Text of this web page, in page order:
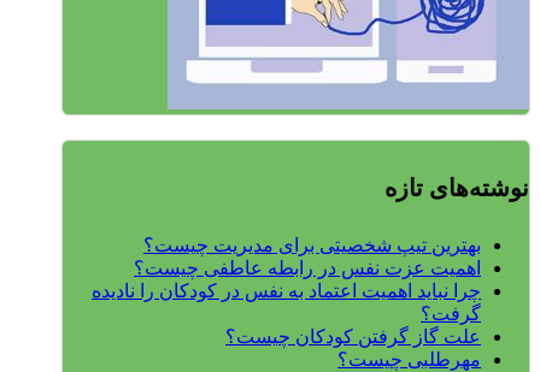
نوشته‌های تازه
بهترین تیپ شخصیتی برای مدیریت چیست؟
اهمیت عزت نفس در رابطه عاطفی چیست؟
چرا نباید اهمیت اعتماد به نفس در کودکان را نادیده
گرفت؟
علت گاز گرفتن کودکان چیست؟
مهرطلبی چیست؟